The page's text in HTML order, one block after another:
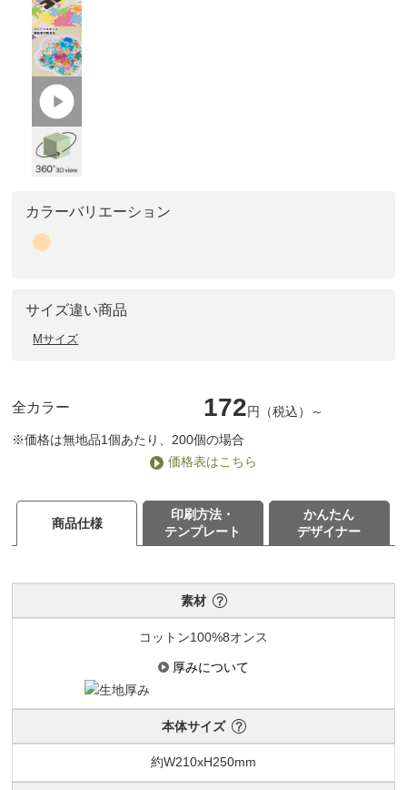
カラーバリエーション
サイズ違い商品
Mサイズ
全カラー 172円（税込）～
※価格は無地品1個あたり、200個の場合
価格表はこちら
商品仕様
印刷方法・
テンプレート
かんたん
デザイナー
素材
コットン100%8オンス
厚みについて
本体サイズ
約W210xH250mm